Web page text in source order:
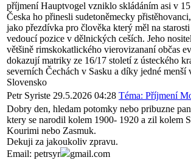
příjmení Hauptvogel vzniklo skládáním asi v
Česka ho přinesli sudetoněmecky
jako přezdívka pro člověka který měl na
vedoucí pozice v dělnických ceších. Jeho
většině rimskokatlického vierovizananí občas
dokazují matriky ze 16/17 století z ústeckého
severních Čechách v Sasku a díky jedné menší
Slovensko
Petr Syriste 29.5.2026 04:28 Téma: Příjmení
Dobry den, hledam potomky nebo pribuzne
ktery se narodil kolem 1900- 1920 a zil kolem
Kourimi nebo Zasmuk.
Dekuji za jakoukoliv zpravu.
Email: petrsyr
gmail.com